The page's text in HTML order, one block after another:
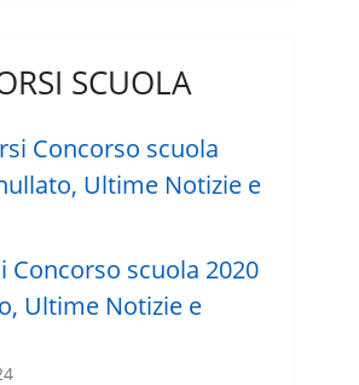
SCUOLA
Concorso scuola 2020
Ultime Notizie e